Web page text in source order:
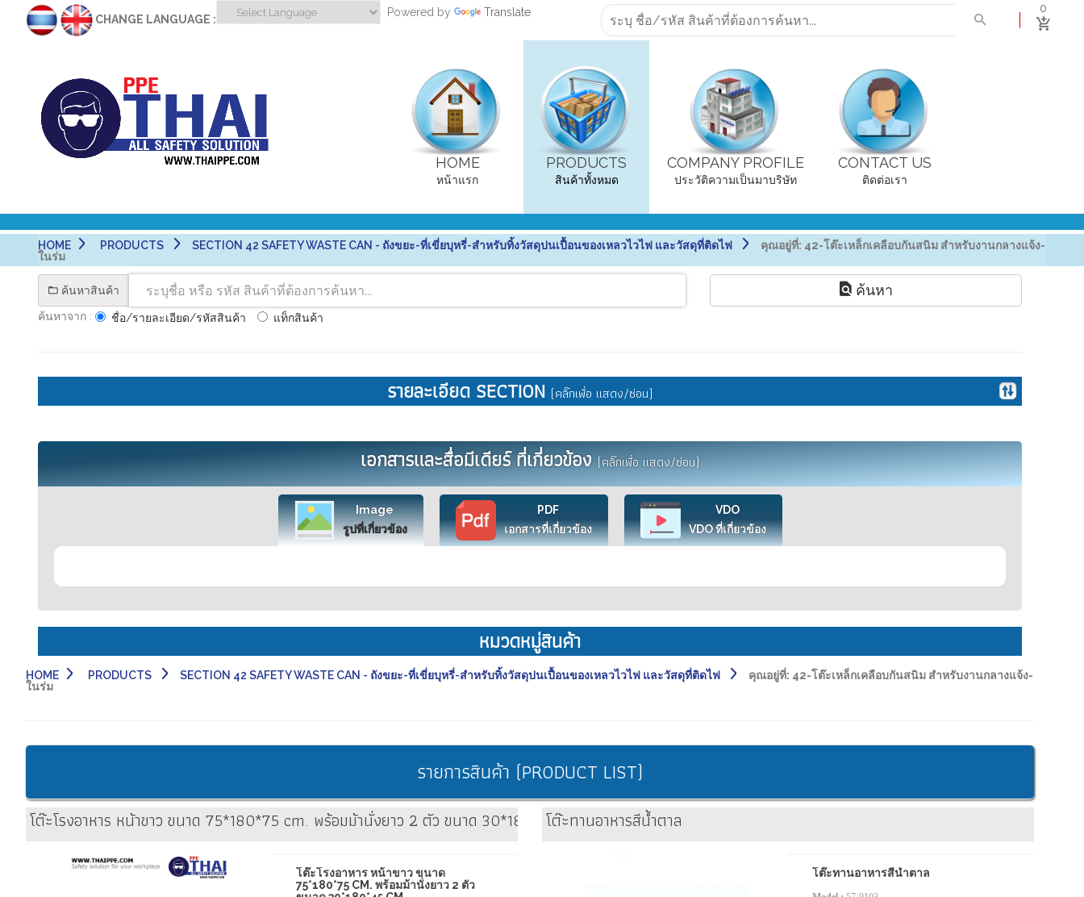
CHANGE LANGUAGE :
Powered by Translate 0
HOME
หน้าแรก
PRODUCTS
สินค้าทั้งหมด
COMPANY PROFILE
ประวัติความเป็นมาบริษัท
CONTACT US
ติดต่อเรา
HOME PRODUCTS SECTION 42 SAFETY WASTE CAN - ถังขยะ-ที่เขี่ยบุหรี่-สำหรับทิ้งวัสดุปนเปื้อนของเหลวไวไฟ และวัสดุที่ติดไฟ คุณอยู่ที่: 42-โต๊ะเหล็กเคลือบกันสนิม สำหรับงานกลางแจ้ง-
ในร่ม
ค้นหาสินค้า
ค้นหาจาก :
ชื่อ/รายละเอียด/รหัสสินค้า แท็กสินค้า
ค้นหา
รายละเอียด SECTION (คลิ๊กเพื่อ แสดง/ซ่อน)
เอกสารและสื่อมีเดียร์ ที่เกี่ยวข้อง(คลิ๊กเพื่อ แสดง/ซ่อน)
Image
รูปที่เกี่ยวข้อง
PDF
เอกสารที่เกี่ยวข้อง
VDO
VDO ที่เกี่ยวข้อง
หมวดหมู่สินค้า
HOME PRODUCTS SECTION 42 SAFETY WASTE CAN - ถังขยะ-ที่เขี่ยบุหรี่-สำหรับทิ้งวัสดุปนเปื้อนของเหลวไวไฟ และวัสดุที่ติดไฟ คุณอยู่ที่: 42-โต๊ะเหล็กเคลือบกันสนิม สำหรับงานกลางแจ้ง-
ในร่ม
รายการสินค้า (PRODUCT LIST)
โต๊ะโรงอาหาร หน้าขาว ขนาด 75*180*75 cm. พร้อมม้านั่งยาว 2 ตัว ขนาด 30*180*45 cm.
โต๊ะโรงอาหาร หน้าขาว ขนาด
75*180*75 CM. พร้อมม้านั่งยาว 2 ตัว
โต๊ะทานอาหารสีน้ำตาล
โต๊ะทานอาหารสีน้ำตาล